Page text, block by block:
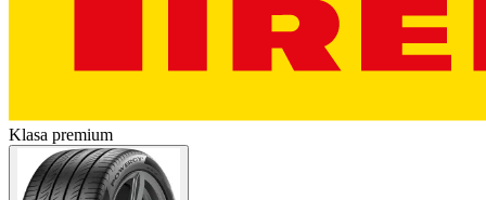
Klasa premium